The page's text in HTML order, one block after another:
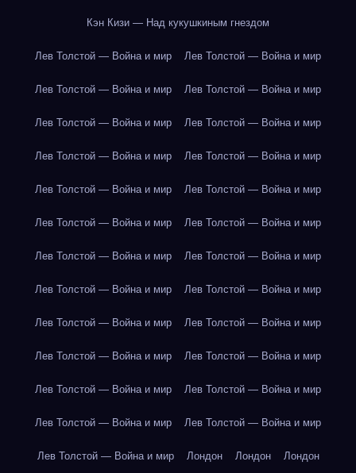
Кэн Кизи — Над кукушкиным гнездом
Лев Толстой — Война и мир Лев Толстой — Война и мир
Лев Толстой — Война и мир Лев Толстой — Война и мир
Лев Толстой — Война и мир Лев Толстой — Война и мир
Лев Толстой — Война и мир Лев Толстой — Война и мир
Лев Толстой — Война и мир Лев Толстой — Война и мир
Лев Толстой — Война и мир Лев Толстой — Война и мир
Лев Толстой — Война и мир Лев Толстой — Война и мир
Лев Толстой — Война и мир Лев Толстой — Война и мир
Лев Толстой — Война и мир Лев Толстой — Война и мир
Лев Толстой — Война и мир Лев Толстой — Война и мир
Лев Толстой — Война и мир Лев Толстой — Война и мир
Лев Толстой — Война и мир Лев Толстой — Война и мир
Лев Толстой — Война и мир Лондон Лондон Лондон